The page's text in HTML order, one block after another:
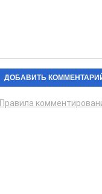
Правила